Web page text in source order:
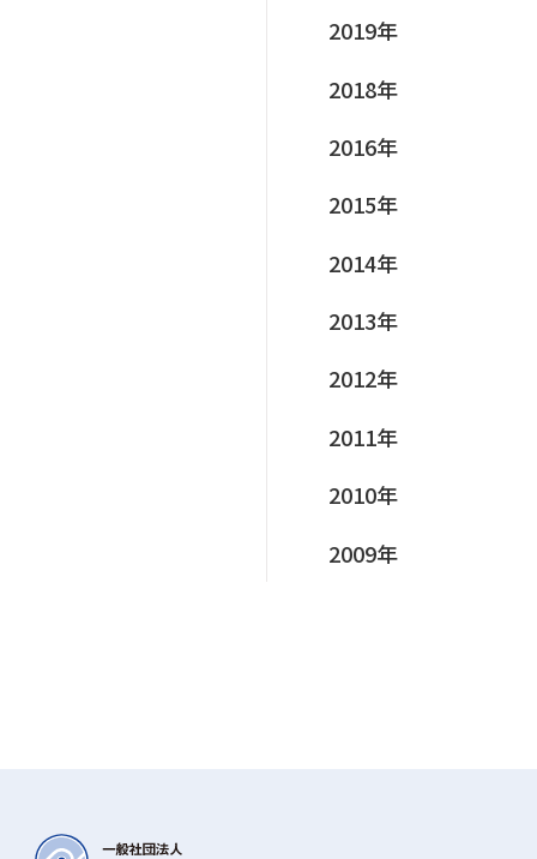
2019年
2018年
2016年
2015年
2014年
2013年
2012年
2011年
2010年
2009年